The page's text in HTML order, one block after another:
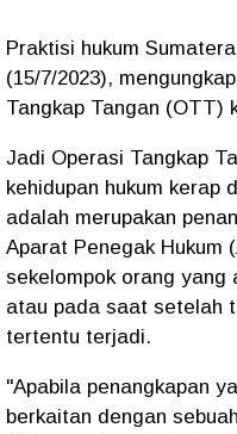
Praktisi hukum
(15/7/2023),
Tangkap Tangan (OTT)
Jadi Operasi Tangkap
kehidupan hukum kerap
adalah merupakan
Aparat Penegak Hukum
sekelompok orang yang
atau pada saat setelah
tertentu terjadi.
"Apabila penangkapan
berkaitan dengan